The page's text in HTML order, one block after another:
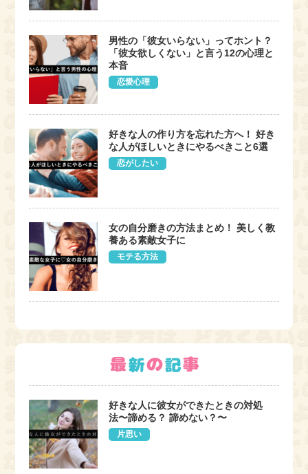
男性の「彼女いらない」ってホント？
「彼女欲しくない」と言う12の心理と
本音
恋愛心理
好きな人の作り方を忘れた方へ！ 好き
な人がほしいときにやるべきこと6選
恋がしたい
女の自分磨きの方法まとめ！ 美しく教
養ある素敵女子に
モテる方法
好きな人に彼女ができたときの対処
法〜諦める？ 諦めない？〜
片思い